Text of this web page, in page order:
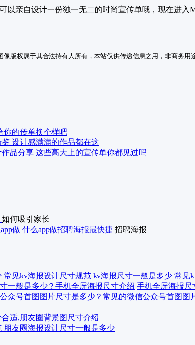
以亲自设计一份独一无二的时尚宣传单哦，现在进入
像版权属于其合法持有人所有，本站仅供传递信息之用，非商务
你的传单换个样吧
设计感满满的作品都在这
品分享 这些高大上的宣传单你都见过吗
如何吸引家长
做 什么app做招聘海报最快捷 招聘海报
kv海报尺寸一般是多少 常见
手机全屏海报尺
适,朋友圈背景图尺寸介绍
朋友圈海报设计尺寸一般是多少